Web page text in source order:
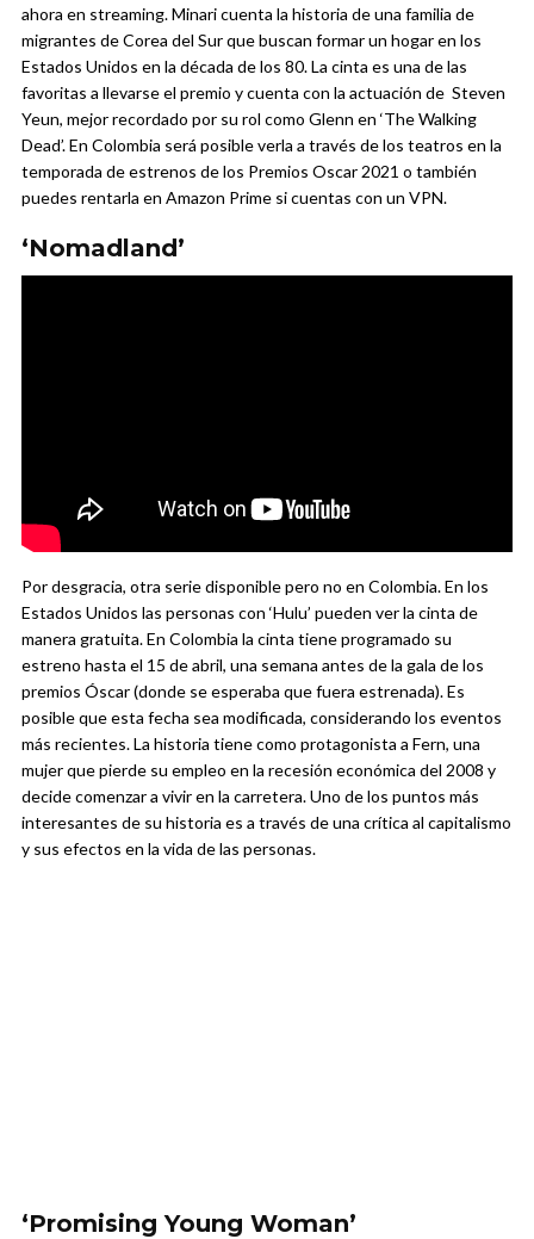
ahora en streaming. Minari cuenta la historia de una familia de
migrantes de Corea del Sur que buscan formar un hogar en los
Estados Unidos en la década de los 80. La cinta es una de las
favoritas a llevarse el premio y cuenta con la actuación de Steven
Yeun, mejor recordado por su rol como Glenn en ‘The Walking
Dead’. En Colombia será posible verla a través de los teatros en la
temporada de estrenos de los Premios Oscar 2021 o también
puedes rentarla en Amazon Prime si cuentas con un VPN.
‘Nomadland’
Por desgracia, otra serie disponible pero no en Colombia. En los
Estados Unidos las personas con ‘Hulu’ pueden ver la cinta de
manera gratuita. En Colombia la cinta tiene programado su
estreno hasta el 15 de abril, una semana antes de la gala de los
premios Óscar (donde se esperaba que fuera estrenada). Es
posible que esta fecha sea modificada, considerando los eventos
más recientes. La historia tiene como protagonista a Fern, una
mujer que pierde su empleo en la recesión económica del 2008 y
decide comenzar a vivir en la carretera. Uno de los puntos más
interesantes de su historia es a través de una crítica al capitalismo
y sus efectos en la vida de las personas.
‘Promising Young Woman’